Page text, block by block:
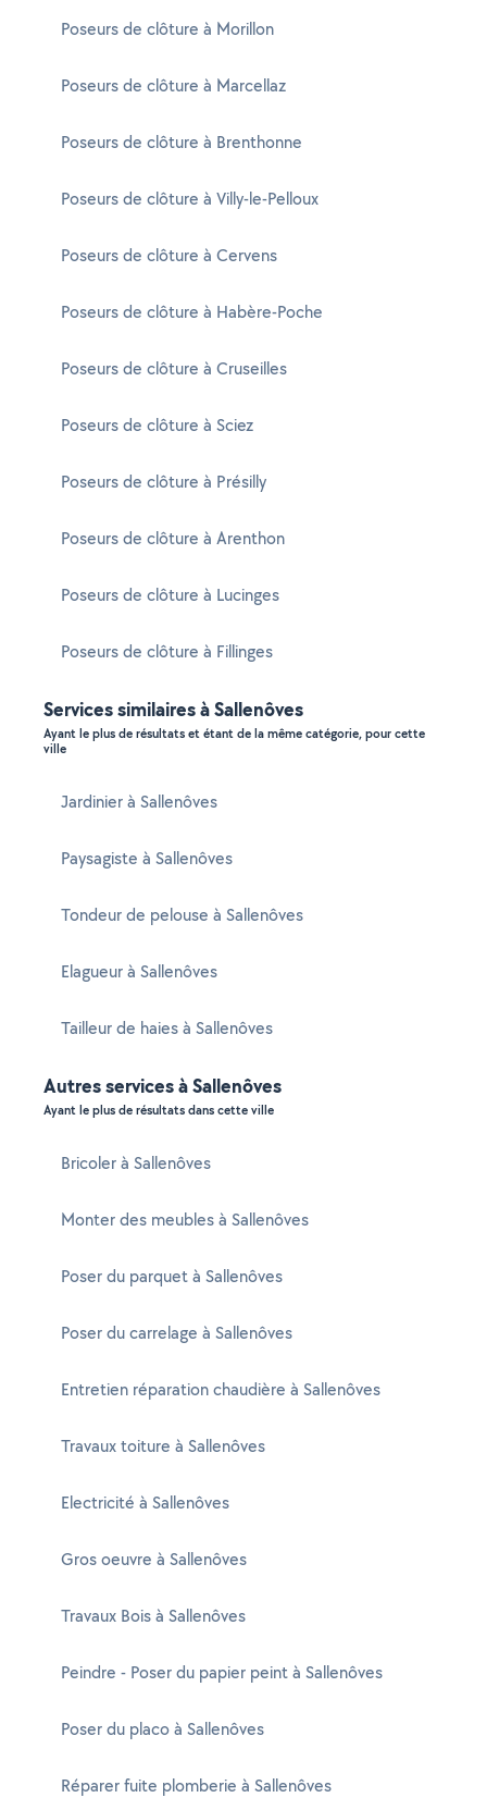
Poseurs de clôture à Morillon
Poseurs de clôture à Marcellaz
Poseurs de clôture à Brenthonne
Poseurs de clôture à Villy-le-Pelloux
Poseurs de clôture à Cervens
Poseurs de clôture à Habère-Poche
Poseurs de clôture à Cruseilles
Poseurs de clôture à Sciez
Poseurs de clôture à Présilly
Poseurs de clôture à Arenthon
Poseurs de clôture à Lucinges
Poseurs de clôture à Fillinges
Services similaires à Sallenôves
Ayant le plus de résultats et étant de la même catégorie, pour cette
ville
Jardinier à Sallenôves
Paysagiste à Sallenôves
Tondeur de pelouse à Sallenôves
Elagueur à Sallenôves
Tailleur de haies à Sallenôves
Autres services à Sallenôves
Ayant le plus de résultats dans cette ville
Bricoler à Sallenôves
Monter des meubles à Sallenôves
Poser du parquet à Sallenôves
Poser du carrelage à Sallenôves
Entretien réparation chaudière à Sallenôves
Travaux toiture à Sallenôves
Electricité à Sallenôves
Gros oeuvre à Sallenôves
Travaux Bois à Sallenôves
Peindre - Poser du papier peint à Sallenôves
Poser du placo à Sallenôves
Réparer fuite plomberie à Sallenôves